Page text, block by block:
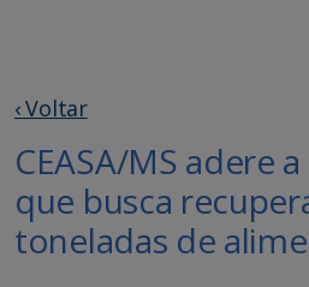
‹ Voltar
CEASA/MS adere
que busca
toneladas de